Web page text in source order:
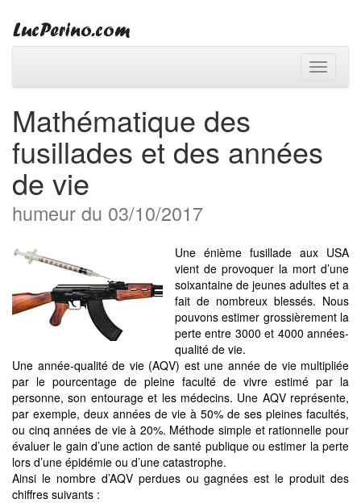
Toggle
Mathématique des
fusillades et des années
de vie
humeur du 03/10/2017
Une énième fusillade aux USA
vient de provoquer la mort d’une
soixantaine de jeunes adultes et a
fait de nombreux blessés. Nous
pouvons estimer grossièrement la
perte entre 3000 et 4000 années-
qualité de vie.
Une année-qualité de vie (AQV) est une année de vie multipliée
par le pourcentage de pleine faculté de vivre estimé par la
personne, son entourage et les médecins. Une AQV représente,
par exemple, deux années de vie à 50% de ses pleines facultés,
ou cinq années de vie à 20%. Méthode simple et rationnelle pour
évaluer le gain d’une action de santé publique ou estimer la perte
lors d’une épidémie ou d’une catastrophe.
Ainsi le nombre d’AQV perdues ou gagnées est le produit des
chiffres suivants :